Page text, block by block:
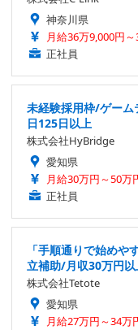
神奈川県
月給36万9,000円
正社員
未経験採用枠/ゲー
日125日以上
株式会社HyBridge
愛知県
月給30万円～50万
正社員
「手順通りで始め
立補助/月収30万円
株式会社Tetote
愛知県
月給27万円～34万